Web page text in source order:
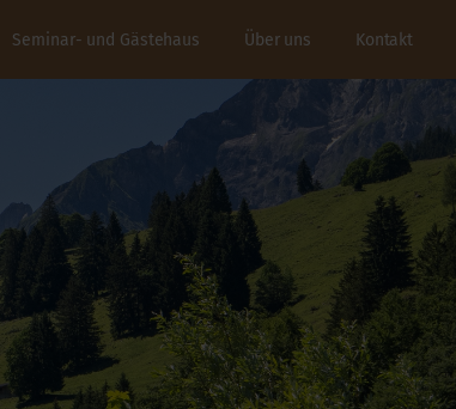
Seminar- und Gästehaus Über uns Kontakt